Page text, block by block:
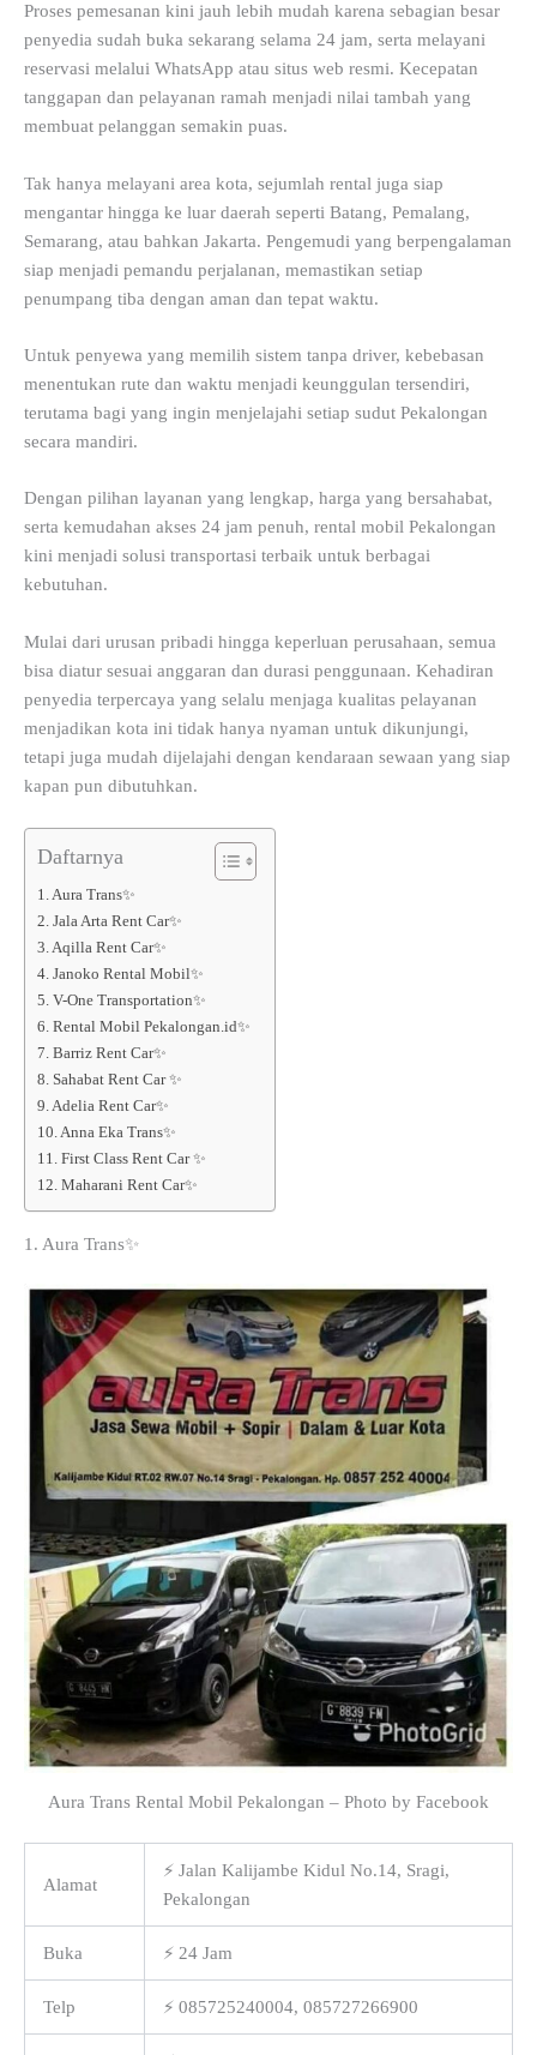
Proses pemesanan kini jauh lebih mudah karena sebagian besar
penyedia sudah buka sekarang selama 24 jam, serta melayani
reservasi melalui WhatsApp atau situs web resmi. Kecepatan
tanggapan dan pelayanan ramah menjadi nilai tambah yang
membuat pelanggan semakin puas.
Tak hanya melayani area kota, sejumlah rental juga siap
mengantar hingga ke luar daerah seperti Batang, Pemalang,
Semarang, atau bahkan Jakarta. Pengemudi yang berpengalaman
siap menjadi pemandu perjalanan, memastikan setiap
penumpang tiba dengan aman dan tepat waktu.
Untuk penyewa yang memilih sistem tanpa driver, kebebasan
menentukan rute dan waktu menjadi keunggulan tersendiri,
terutama bagi yang ingin menjelajahi setiap sudut Pekalongan
secara mandiri.
Dengan pilihan layanan yang lengkap, harga yang bersahabat,
serta kemudahan akses 24 jam penuh, rental mobil Pekalongan
kini menjadi solusi transportasi terbaik untuk berbagai
kebutuhan.
Mulai dari urusan pribadi hingga keperluan perusahaan, semua
bisa diatur sesuai anggaran dan durasi penggunaan. Kehadiran
penyedia terpercaya yang selalu menjaga kualitas pelayanan
menjadikan kota ini tidak hanya nyaman untuk dikunjungi,
tetapi juga mudah dijelajahi dengan kendaraan sewaan yang siap
kapan pun dibutuhkan.
Daftarnya
1. Aura Trans✨
2. Jala Arta Rent Car✨
3. Aqilla Rent Car✨
4. Janoko Rental Mobil✨
5. V-One Transportation✨
6. Rental Mobil Pekalongan.id✨
7. Barriz Rent Car✨
8. Sahabat Rent Car ✨
9. Adelia Rent Car✨
10. Anna Eka Trans✨
11. First Class Rent Car ✨
12. Maharani Rent Car✨
1. Aura Trans✨
Aura Trans Rental Mobil Pekalongan – Photo by Facebook
Alamat
⚡ Jalan Kalijambe Kidul No.14, Sragi,
Pekalongan
Buka ⚡ 24 Jam
Telp ⚡ 085725240004, 085727266900